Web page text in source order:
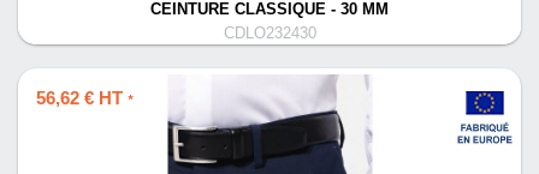
CEINTURE CLASSIQUE - 30 MM
CDLO232430
56,62 € HT *